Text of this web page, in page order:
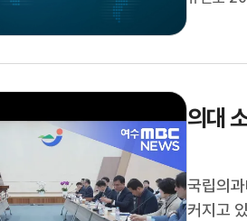
고 밝혔
의대
국립의
커지고